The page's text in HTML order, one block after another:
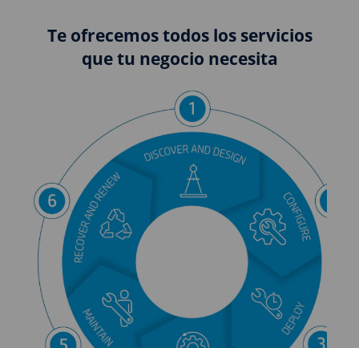
Te ofrecemos todos los servicios
que tu negocio necesita